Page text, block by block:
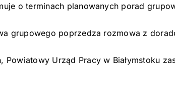
o terminach planowanych porad
grupowego poprzedza rozmowa z
Powiatowy Urząd Pracy w Białymstoku